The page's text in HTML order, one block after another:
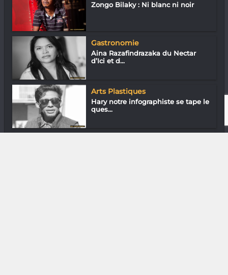
Zongo Bilaky : Ni blanc ni noir
Gastronomie
Aina Razafindrazaka du Nectar
d’Ici et d...
Arts Plastiques
Hary notre infographiste se tape le
ques...